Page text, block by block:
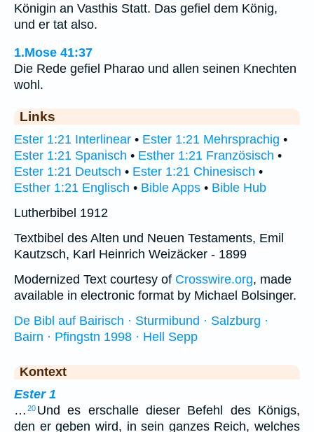
Königin an Vasthis Statt. Das gefiel dem König,
und er tat also.
1.Mose 41:37
Die Rede gefiel Pharao und allen seinen Knechten
wohl.
Links
Ester 1:21 Interlinear • Ester 1:21 Mehrsprachig •
Ester 1:21 Spanisch • Esther 1:21 Französisch •
Ester 1:21 Deutsch • Ester 1:21 Chinesisch •
Esther 1:21 Englisch • Bible Apps • Bible Hub
Lutherbibel 1912
Textbibel des Alten und Neuen Testaments, Emil
Kautzsch, Karl Heinrich Weizäcker - 1899
Modernized Text courtesy of Crosswire.org, made
available in electronic format by Michael Bolsinger.
De Bibl auf Bairisch · Sturmibund · Salzburg ·
Bairn · Pfingstn 1998 · Hell Sepp
Kontext
Ester 1
… 20 Und es erschalle dieser Befehl des Königs,
den er geben wird, in sein ganzes Reich, welches